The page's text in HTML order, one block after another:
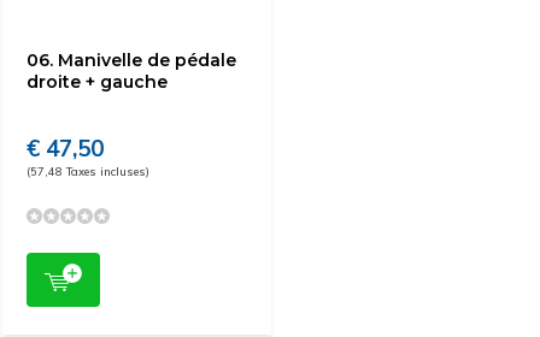
06. Manivelle de pédale
droite + gauche
€ 47,50
(57,48 Taxes incluses)